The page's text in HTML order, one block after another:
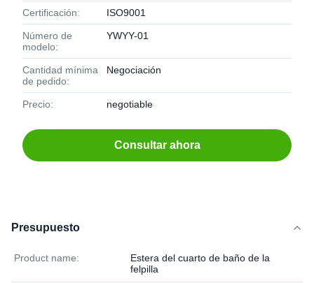
Certificación: ISO9001
Número de
modelo:
YWYY-01
Cantidad mínima
de pedido:
Negociación
Precio: negotiable
Consultar ahora
Presupuesto
Product name:
Estera del cuarto de baño de la
felpilla